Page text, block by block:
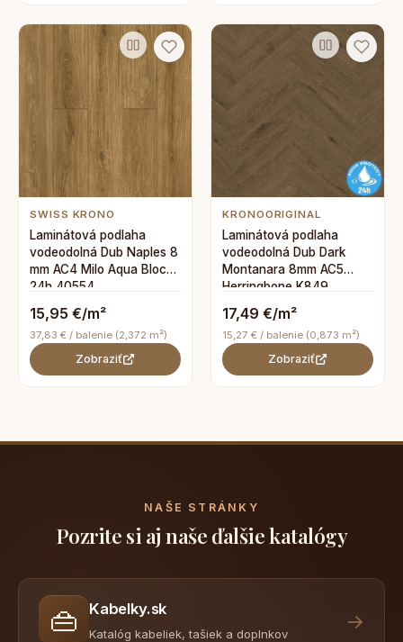
SWISS KRONO
Laminátová podlaha
vodeodolná Dub Naples 8
mm AC4 Milo Aqua Block
24h 40554
15,95 €/m²
37,83 € / balenie (2,372 m²)
Zobraziť
KRONOORIGINAL
Laminátová podlaha
vodeodolná Dub Dark
Montanara 8mm AC5
Herringbone K849
17,49 €/m²
15,27 € / balenie (0,873 m²)
Zobraziť
NAŠE STRÁNKY
Pozrite si aj naše ďalšie katalógy
👜 Kabelky.sk
Katalóg kabeliek, tašiek a doplnkov
→